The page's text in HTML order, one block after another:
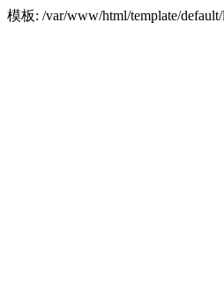
模板: /var/www/html/template/